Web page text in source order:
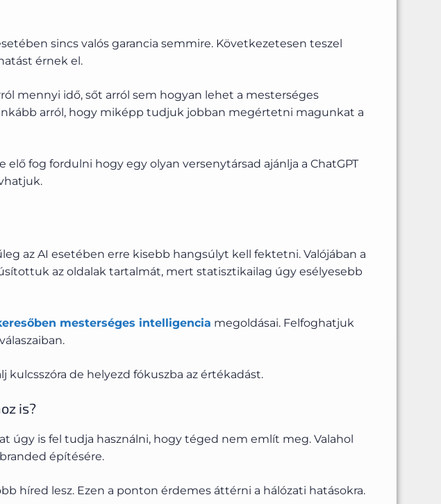
sincs valós garancia semmire. Következetesen teszel
érnek el.
mennyi idő, sőt arról sem hogyan lehet a mesterséges
arról, hogy miképp tudjuk jobban megértetni magunkat a
fog fordulni hogy egy olyan versenytársad ajánlja a ChatGPT
az AI esetében erre kisebb hangsúlyt kell fektetni. Valójában a
az oldalak tartalmát, mert statisztikailag úgy esélyesebb
mesterséges intelligencia megoldásai. Felfoghatjuk
de helyezd fókuszba az értékadást.
is?
úgy is fel tudja használni, hogy téged nem említ meg. Valahol
építésére.
híred lesz. Ezen a ponton érdemes áttérni a hálózati hatásokra.